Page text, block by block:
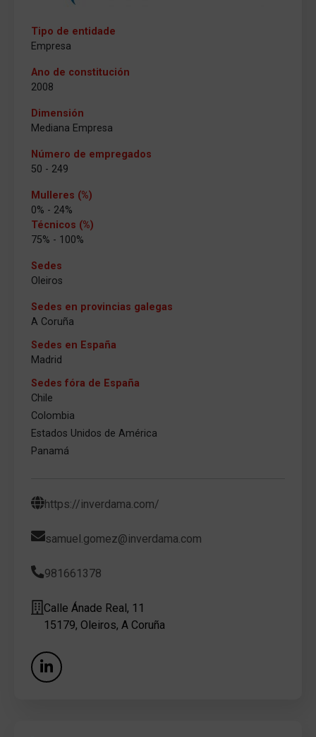
Tipo de entidade
Empresa
Ano de constitución
2008
Dimensión
Mediana Empresa
Número de empregados
50 - 249
Mulleres (%)
0% - 24%
Técnicos (%)
75% - 100%
Sedes
Oleiros
Sedes en provincias galegas
A Coruña
Sedes en España
Madrid
Sedes fóra de España
Chile
Colombia
Estados Unidos de América
Panamá
https://inverdama.com/
samuel.gomez@inverdama.com
981661378
Calle Ánade Real, 11
15179, Oleiros, A Coruña